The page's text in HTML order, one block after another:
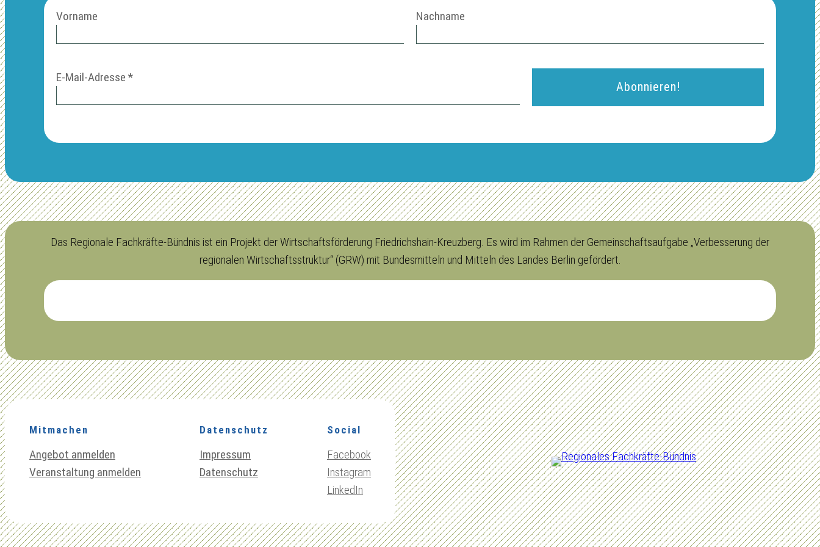
Vorname Nachname
E-Mail-Adresse *
Das Regionale Fachkräfte-Bündnis ist ein Projekt der Wirtschaftsförderung Friedrichshain-Kreuzberg. Es wird im Rahmen der Gemeinschaftsaufgabe „Verbesserung der
regionalen Wirtschaftsstruktur“ (GRW) mit Bundesmitteln und Mitteln des Landes Berlin gefördert.
Mitmachen
Angebot anmelden
Veranstaltung anmelden
Datenschutz
Impressum
Datenschutz
Social
Facebook
Instagram
LinkedIn